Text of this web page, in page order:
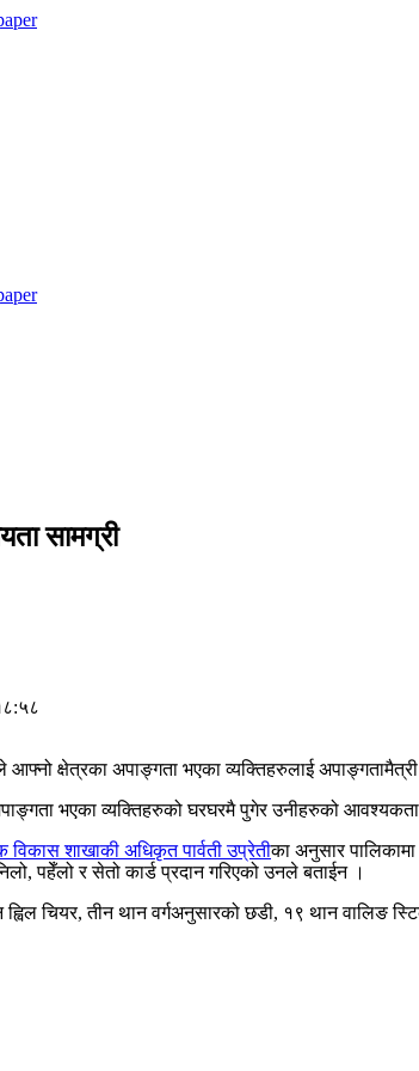
सामग्री
आफ्नो क्षेत्रका अपाङ्गता भएका व्यक्तिहरुलाई
भएका व्यक्तिहरुको घरघरमै पुगेर उनीहरुको
विकास शाखाकी अधिकृत पार्वती उप्रेतीका अनुसार
पहेँलो र सेतो कार्ड प्रदान गरिएको उनले बताईन ।
चियर, तीन थान वर्गअनुसारको छडी, १९ थान वालिङ